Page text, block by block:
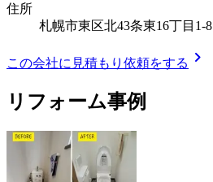
住所
札幌市東区北43条東16丁目1-8
この会社に見積もり依頼をする chevron_right
リフォーム事例